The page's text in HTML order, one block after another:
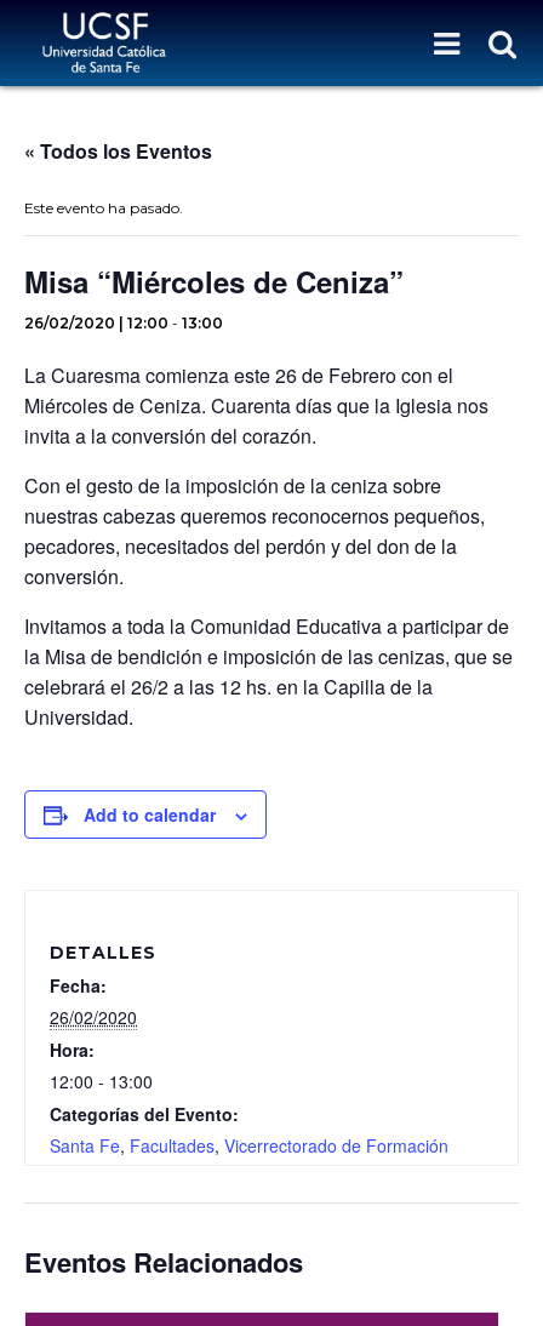
« Todos los Eventos
Este evento ha pasado.
Misa “Miércoles de Ceniza”
26/02/2020 | 12:00 - 13:00
La Cuaresma comienza este 26 de Febrero con el
Miércoles de Ceniza. Cuarenta días que la Iglesia nos
invita a la conversión del corazón.
Con el gesto de la imposición de la ceniza sobre
nuestras cabezas queremos reconocernos pequeños,
pecadores, necesitados del perdón y del don de la
conversión.
Invitamos a toda la Comunidad Educativa a participar de
la Misa de bendición e imposición de las cenizas, que se
celebrará el 26/2 a las 12 hs. en la Capilla de la
Universidad.
Add to calendar
DETALLES
Fecha:
26/02/2020
Hora:
12:00 - 13:00
Categorías del Evento:
Santa Fe, Facultades, Vicerrectorado de Formación
Eventos Relacionados